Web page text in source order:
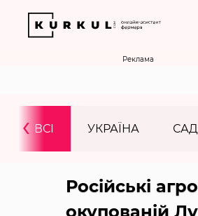
Реклама
ВСІ УКРАЇНА
‹
Російські
окупованій